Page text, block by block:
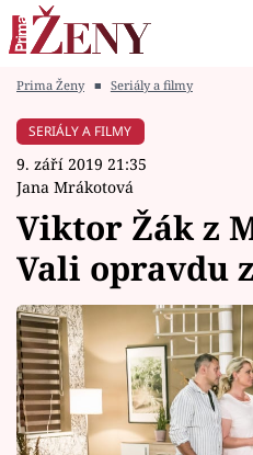
Módní alarm
Témata
Celebrity
Vztahy
Seriály
Prima Ženy ■ Seriály a filmy
SERIÁLY A FILMY
9. září 2019 21:35
Jana Mrákotová
Viktor Žák z
Vali opravdu